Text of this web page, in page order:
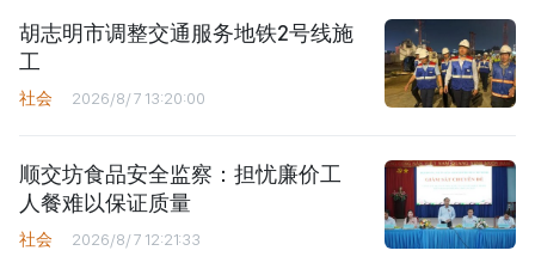
胡志明市调整交通服务地铁2号线施
工
社会 2026/8/7 13:20:00
顺交坊食品安全监察：担忧廉价工
人餐难以保证质量
社会 2026/8/7 12:21:33